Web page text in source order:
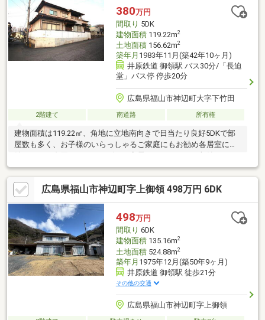
にアレンジされた、落ち着きある住空間が魅力◇南側道路に面
し、陽当たり・通風◎ 南向きの広緑は、日向ぼっこを楽しみな
がらゆったりと過ごすのに最適
380万円
間取り 5DK
建物面積119.22m2
土地面積156.62m2
築年月 1983年11月(築42年10ヶ月)
井原鉄道 御領駅 バス30分/「長迫
堂」バス停 停歩20分
広島県福山市神辺町大字下竹田
2階建て 南道路 所有権
建物面積は119.22㎡、角地に立地南向きで日当たり良好5DKで部
屋数も多く、お子様のいらっしゃるご家庭にもお勧め各居室に収
す！リフォームのご相談も承っております！ぜひお問合せ下さ
い。
広島県福山市神辺町字上御領 498万円 6DK
498万円
間取り 6DK
建物面積135.16m2
土地面積524.88m2
築年月 1975年12月(築50年9ヶ月)
井原鉄道 御領駅 徒歩21分
その他の交通
広島県福山市神辺町字上御領